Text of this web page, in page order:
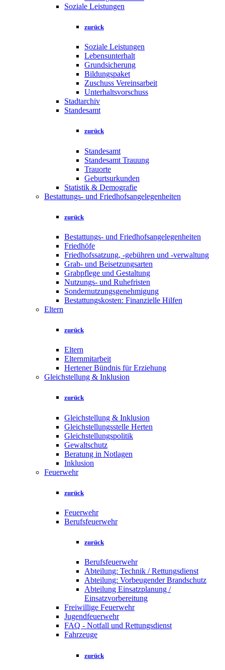
Soziale Leistungen
zurück
Soziale Leistungen
Lebensunterhalt
Grundsicherung
Bildungspaket
Zuschuss Vereinsarbeit
Unterhaltsvorschuss
Stadtarchiv
Standesamt
zurück
Standesamt
Standesamt Trauung
Trauorte
Geburtsurkunden
Statistik & Demografie
Bestattungs- und Friedhofsangelegenheiten
zurück
Bestattungs- und Friedhofsangelegenheiten
Friedhöfe
Friedhofssatzung, -gebühren und -verwaltung
Grab- und Beisetzungsarten
Grabpflege und Gestaltung
Nutzungs- und Ruhefristen
Sondernutzungsgenehmigung
Bestattungskosten: Finanzielle Hilfen
Eltern
zurück
Eltern
Elternmitarbeit
Hertener Bündnis für Erziehung
Gleichstellung & Inklusion
zurück
Gleichstellung & Inklusion
Gleichstellungsstelle Herten
Gleichstellungspolitik
Gewaltschutz
Beratung in Notlagen
Inklusion
Feuerwehr
zurück
Feuerwehr
Berufsfeuerwehr
zurück
Berufsfeuerwehr
Abteilung: Technik / Rettungsdienst
Abteilung: Vorbeugender Brandschutz
Abteilung Einsatzplanung /
Einsatzvorbereitung
Freiwillige Feuerwehr
Jugendfeuerwehr
FAQ - Notfall und Rettungsdienst
Fahrzeuge
zurück